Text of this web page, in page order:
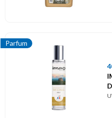
Parfum